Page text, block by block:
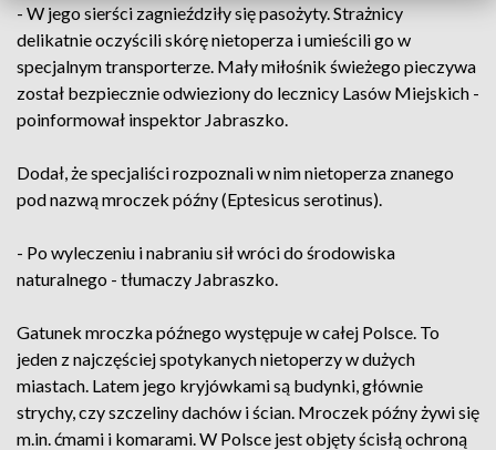
- W jego sierści zagnieździły się pasożyty. Strażnicy
delikatnie oczyścili skórę nietoperza i umieścili go w
specjalnym transporterze. Mały miłośnik świeżego pieczywa
został bezpiecznie odwieziony do lecznicy Lasów Miejskich -
poinformował inspektor Jabraszko.
Dodał, że specjaliści rozpoznali w nim nietoperza znanego
pod nazwą mroczek późny (Eptesicus serotinus).
- Po wyleczeniu i nabraniu sił wróci do środowiska
naturalnego - tłumaczy Jabraszko.
Gatunek mroczka późnego występuje w całej Polsce. To
jeden z najczęściej spotykanych nietoperzy w dużych
miastach. Latem jego kryjówkami są budynki, głównie
strychy, czy szczeliny dachów i ścian. Mroczek późny żywi się
m.in. ćmami i komarami. W Polsce jest objęty ścisłą ochroną